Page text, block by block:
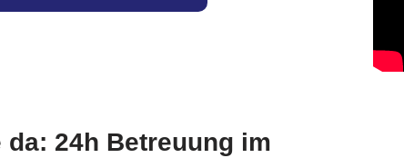
24h Betreuung im